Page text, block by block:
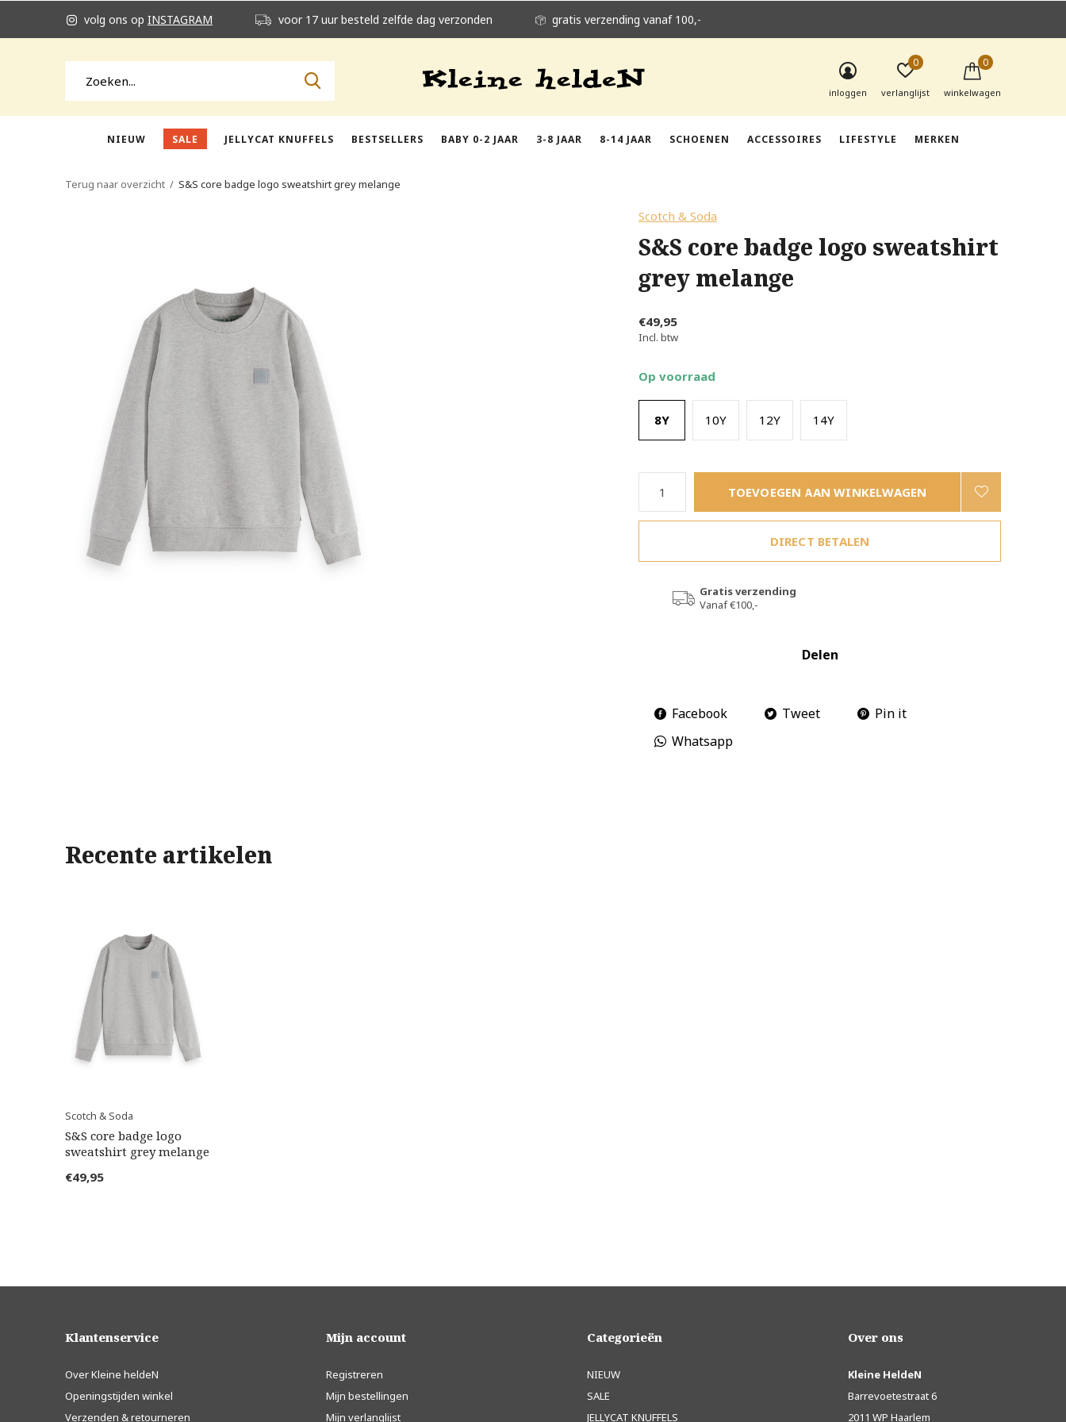
NIEUW SALE JELLYCAT KNUFFELS BESTSELLERS BABY 0-2 JAAR 3-8 JAAR 8-14 JAAR SCHOENEN ACCESSOIRES LIFESTYLE MERKEN
inloggen verlanglijst
0
winkelwagen
0
volg ons op INSTAGRAM voor 17 uur besteld zelfde dag verzonden gratis verzending vanaf 100,-
Terug naar overzicht S&S core badge logo sweatshirt grey melange
Scotch & Soda
S&S core badge logo sweatshirt
grey melange
€49,95
Incl. btw
Op voorraad
8Y 10Y 12Y 14Y
TOEVOEGEN AAN WINKELWAGEN
DIRECT BETALEN
Gratis verzending
Vanaf €100,-
Delen
Facebook Tweet
Pin it
Whatsapp
Recente artikelen
Scotch & Soda
S&S core badge logo
sweatshirt grey melange
€49,95
Klantenservice
Over Kleine heldeN
Openingstijden winkel
Verzenden & retourneren
Mijn account
Registreren
Mijn bestellingen
Mijn verlanglijst
Categorieën
NIEUW
SALE
JELLYCAT KNUFFELS
Over ons
Kleine HeldeN
Barrevoetestraat 6
2011 WP Haarlem